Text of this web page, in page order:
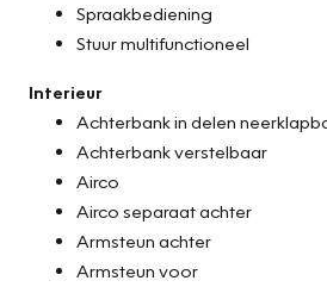
Spraakbediening
Stuur multifunctioneel
Interieur
Achterbank in delen
Achterbank verstelbaar
Airco
Airco separaat achter
Armsteun achter
Armsteun voor